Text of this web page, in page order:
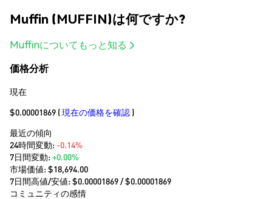
Muffin (MUFFIN)は何ですか?
Muffinについてもっと知る
価格分析
現在
$0.00001869 (現在の価格を確認 )
最近の傾向
24時間変動: -0.14%
7日間変動:+0.00%
市場価値:$18,694.00
7日間高値/安値: $0.00001869/ $0.00001869
コミュニティの感情